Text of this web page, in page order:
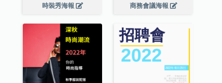
時裝秀海報 商務會議海報